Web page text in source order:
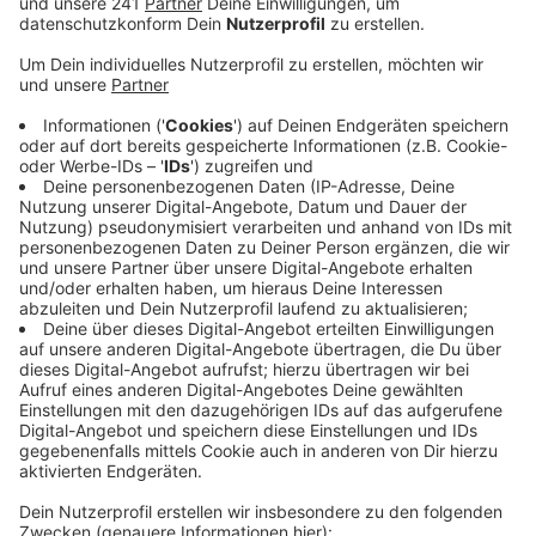
Insbesondere beim Herd könne es sehr gefährlich
werden, wenn der Strom plötzlich wieder
zugeschaltet wird und sich keiner mehr daran erinnert,
dass er ausgefallen war, als gerade das Essen auf dem
Herd stand. So könnten Brände entstehen, so die EVL.
Auch E-Bike-Besitzer werden aufgerufen, den Akku
ihrer Räder nur unter Aufsicht zu laden – sind sie mit
Wasser vollgelaufen, besteht Explosionsgefahr.
Auch der Brand gestern in einem Opladener Hochhaus
geht ersten Ermittlungen zufolge auf einen
technischen Defekt nach dem Hochwasser zurück:
Einschalten des Stroms in Brand geraten.